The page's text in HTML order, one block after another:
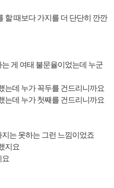
때보다 가지를 더 단단히 깐깐
게 여태 불문율이었는데 누군
는데 누가 꼭두를 건드리니까요
는데 누가 첫째를 건드리니까요
는 못하는 그런 느낌이었죠
지요
요